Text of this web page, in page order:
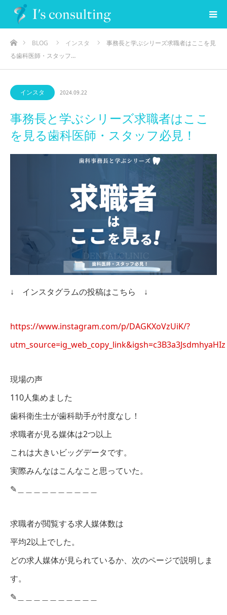
ホームBLOG インスタ
事務長と学ぶシリーズ求職者はここを見
る歯科医師・スタッフ…
インスタ 2024.09.22
事務長と学ぶシリーズ求職者はここ
を見る歯科医師・スタッフ必見！
↓ インスタグラムの投稿はこちら ↓
https://www.instagram.com/p/DAGKXoVzUiK/?
utm_source=ig_web_copy_link&igsh=c3B3a3JsdmhyaHIz
現場の声
110人集めました
歯科衛生士が歯科助手が忖度なし！
求職者が見る媒体は2つ以上
これは大きいビッグデータです。
実際みんなはこんなこと思っていた。
✎︎＿＿＿＿＿＿＿＿＿＿
求職者が閲覧する求人媒体数は
平均2以上でした。
どの求人媒体が見られているか、次のページで説明しま
す。
✎︎＿＿＿＿＿＿＿＿＿＿